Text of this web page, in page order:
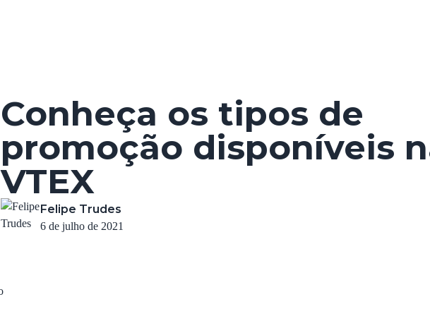
Conheça os tipos de
promoção disponíveis
VTEX
Felipe Trudes
6 de julho de 2021